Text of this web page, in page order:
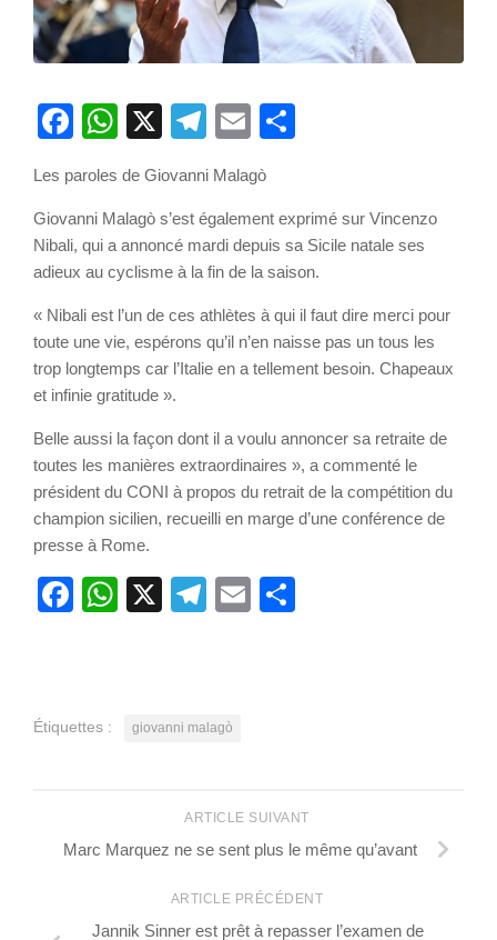
Facebook
WhatsApp
X Telegram
Email
Les paroles de Giovanni Malagò
Giovanni Malagò s’est également exprimé sur Vincenzo
Nibali, qui a annoncé mardi depuis sa Sicile natale ses
adieux au cyclisme à la fin de la saison.
« Nibali est l’un de ces athlètes à qui il faut dire merci pour
toute une vie, espérons qu’il n’en naisse pas un tous les
trop longtemps car l’Italie en a tellement besoin. Chapeaux
et infinie gratitude ».
Belle aussi la façon dont il a voulu annoncer sa retraite de
toutes les manières extraordinaires », a commenté le
président du CONI à propos du retrait de la compétition du
champion sicilien, recueilli en marge d’une conférence de
presse à Rome.
Facebook
WhatsApp
X Telegram
Email
Étiquettes : giovanni malagò
ARTICLE SUIVANT
Marc Marquez ne se sent plus le même qu’avant
ARTICLE PRÉCÉDENT
Jannik Sinner est prêt à repasser l’examen de